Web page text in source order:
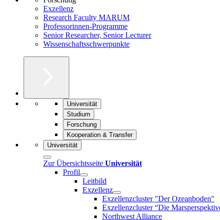
Exzellenz
Research Faculty MARUM
Professorinnen-Programme
Senior Researcher, Senior Lecturer
Wissenschaftsschwerpunkte
Universität
Studium
Forschung
Kooperation & Transfer
Universität
Zur Übersichtsseite Universität
Profil
Leitbild
Exzellenz
Exzellenzcluster "Der Ozeanboden"
Exzellenzcluster “Die
Northwest Alliance